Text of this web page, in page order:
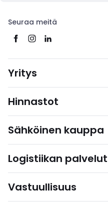
Seuraa meitä
Yritys
Hinnastot
Sähköinen kauppa
Logistiikan palvelut
Vastuullisuus